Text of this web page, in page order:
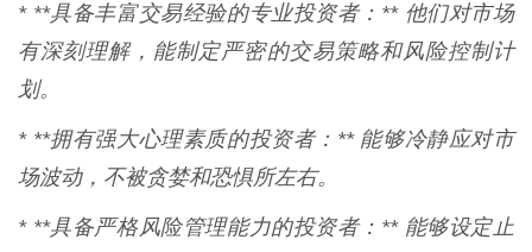
* **具备丰富交易经验的专业投资者：** 他们对市场
有深刻理解，能制定严密的交易策略和风险控制计
划。
* **拥有强大心理素质的投资者：** 能够冷静应对市
场波动，不被贪婪和恐惧所左右。
* **具备严格风险管理能力的投资者：** 能够设定止